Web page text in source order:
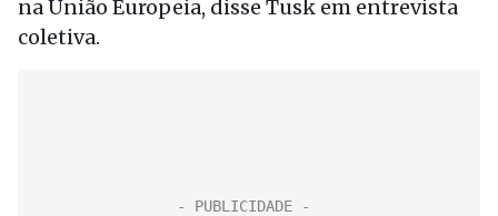
na União Europeia, disse Tusk em entrevista
coletiva.